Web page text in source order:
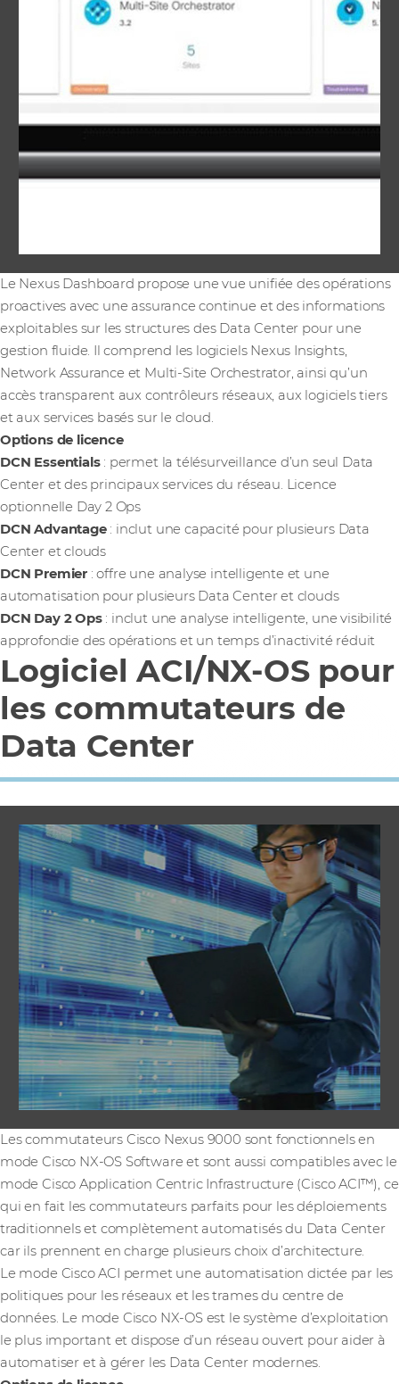
Le Nexus Dashboard propose une vue unifiée des opérations
proactives avec une assurance continue et des informations
exploitables sur les structures des Data Center pour une
gestion fluide. Il comprend les logiciels Nexus Insights,
Network Assurance et Multi-Site Orchestrator, ainsi qu’un
accès transparent aux contrôleurs réseaux, aux logiciels tiers
et aux services basés sur le cloud.
Options de licence
DCN Essentials: permet la télésurveillance d’un seul Data
Center et des principaux services du réseau. Licence
optionnelle Day 2 Ops
DCN Advantage: inclut une capacité pour plusieurs Data
Center et clouds
DCN Premier: offre une analyse intelligente et une
automatisation pour plusieurs Data Center et clouds
DCN Day 2 Ops: inclut une analyse intelligente, une visibilité
approfondie des opérations et un temps d’inactivité réduit
Logiciel ACI/NX-OS pour
les commutateurs de
Data Center
Les commutateurs Cisco Nexus 9000 sont fonctionnels en
mode Cisco NX-OS Software et sont aussi compatibles avec le
mode Cisco Application Centric Infrastructure (Cisco ACI™), ce
qui en fait les commutateurs parfaits pour les déploiements
traditionnels et complètement automatisés du Data Center
car ils prennent en charge plusieurs choix d’architecture.
Le mode Cisco ACI permet une automatisation dictée par les
politiques pour les réseaux et les trames du centre de
données. Le mode Cisco NX-OS est le système d’exploitation
le plus important et dispose d’un réseau ouvert pour aider à
automatiser et à gérer les Data Center modernes.